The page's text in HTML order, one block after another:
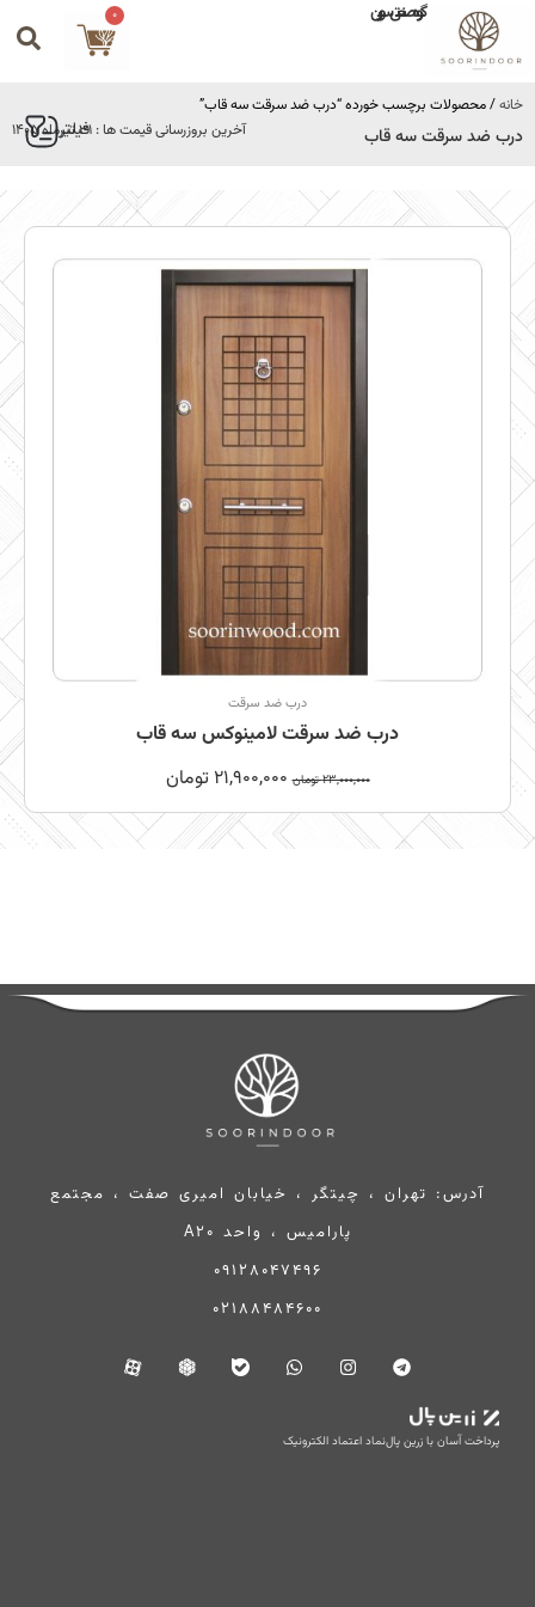
گروه صنعتی سورین 0
خانه/ محصولات برچسب خورده “درب ضد سرقت سه قاب”
فیلتر درب ضد سرقت سه قاب آخرین بروزرسانی قیمت ها : 31 تیرماه 1405
درب ضد سرقت
درب ضد سرقت لامینوکس سه قاب
23,000,000 تومان 21,900,000 تومان
آدرس: تهران ، چیتگر ، خیابان امیری صفت ، مجتمع
پارامیس ، واحد A20
09128047496
02188484600
پرداخت آسان با زرین پالنماد اعتماد الکترونیک